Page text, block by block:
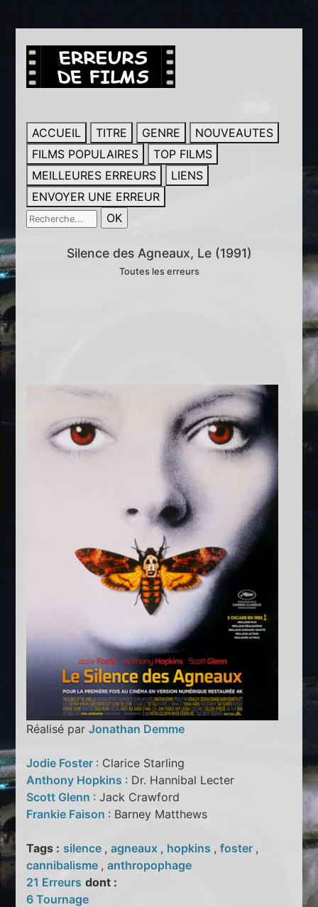
ACCUEIL TITRE GENRE
NOUVEAUTES
FILMS POPULAIRES
TOP FILMS
MEILLEURES ERREURS
LIENS
ENVOYER UNE ERREUR
Silence des Agneaux, Le (1991)
Toutes les erreurs
Réalisé parJonathan Demme
Jodie Foster : Clarice Starling
Anthony Hopkins : Dr. Hannibal Lecter
Scott Glenn : Jack Crawford
Frankie Faison : Barney Matthews
Tags : silence ,agneaux , hopkins ,foster ,
cannibalisme ,anthropophage
21 Erreurs dont :
6 Tournage